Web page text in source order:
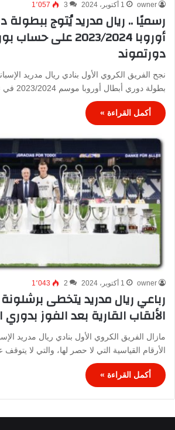
owner 1 أكتوبر، 2024 3 1٬057
رسميًا .. ريال مدريد يُتوج ببطولة
أوروبا 2023/2024 على
دورتموند
نجح الفريق الكروي الأول بنادي ريال مدريد
بطولة دوري أبطال أوروبا موسم 2023/2024 في نسختها التاسعة…
أكمل القراءة »
owner 1 أكتوبر، 2024 2 1٬043
رباعي ريال مدريد يتخطى
الألقاب القارية بعد الفوز بدوري
مازال الفريق الكروي الأول بنادي ريال مدريد
الأرقام القياسية التي لا حصر لها، والتي لا يتوقف
أكمل القراءة »